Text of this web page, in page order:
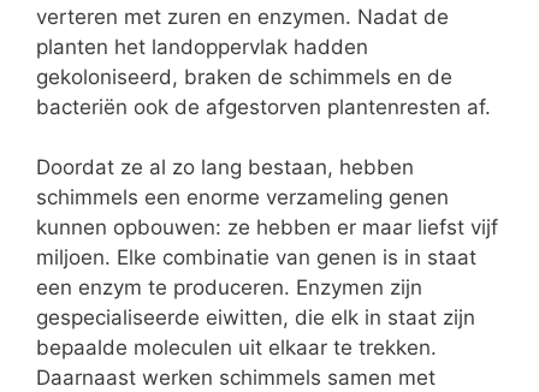
verteren met zuren en enzymen. Nadat de
planten het landoppervlak hadden
gekoloniseerd, braken de schimmels en de
bacteriën ook de afgestorven plantenresten af.
Doordat ze al zo lang bestaan, hebben
schimmels een enorme verzameling genen
kunnen opbouwen: ze hebben er maar liefst vijf
miljoen. Elke combinatie van genen is in staat
een enzym te produceren. Enzymen zijn
gespecialiseerde eiwitten, die elk in staat zijn
bepaalde moleculen uit elkaar te trekken.
Daarnaast werken schimmels samen met